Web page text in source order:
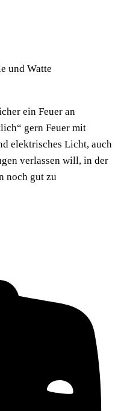
und Watte
ein Feuer an
gern Feuer mit
elektrisches Licht, auch
verlassen will, in der
noch gut zu